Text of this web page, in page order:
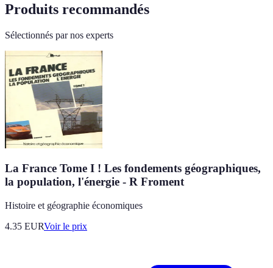
Produits recommandés
Sélectionnés par nos experts
La France Tome I ! Les fondements géographiques,
la population, l'énergie - R Froment
Histoire et géographie économiques
4.35 EURVoir le prix